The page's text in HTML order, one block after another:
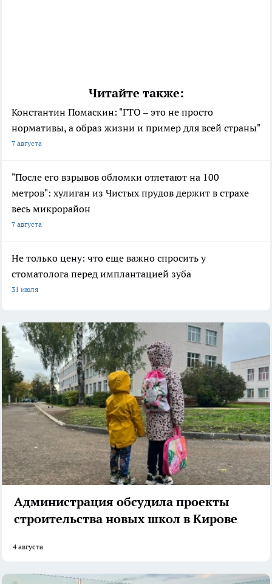
Читайте также:
Константин Помаскин: "ГТО – это не просто
нормативы, а образ жизни и пример для всей страны"
7 августа
"После его взрывов обломки отлетают на 100
метров": хулиган из Чистых прудов держит в страхе
весь микрорайон
7 августа
Не только цену: что еще важно спросить у
стоматолога перед имплантацией зуба
31 июля
Администрация обсудила проекты
строительства новых школ в Кирове
4 августа